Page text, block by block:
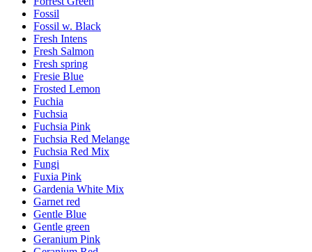
Fossil
Fossil w. Black
Fresh Intens
Fresh Salmon
Fresh spring
Fresie Blue
Frosted Lemon
Fuchia
Fuchsia
Fuchsia Pink
Fuchsia Red Melange
Fuchsia Red Mix
Fungi
Fuxia Pink
Gardenia White Mix
Garnet red
Gentle Blue
Gentle green
Geranium Pink